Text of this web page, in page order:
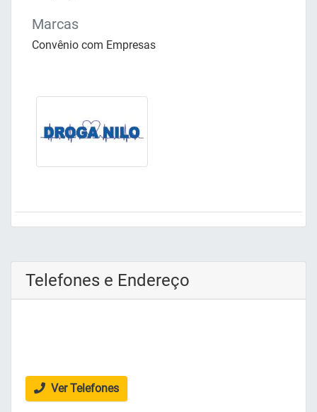
Marcas
Convênio com Empresas
Telefones e Endereço
Ver Telefones